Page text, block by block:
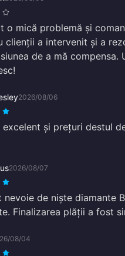
o mică problemă și
clienții a intervenit și a
de a mă
2026/08/06
excelent și prețuri destul
2026/08/07
nevoie de niște diamante
Finalizarea plății a fost
08/04